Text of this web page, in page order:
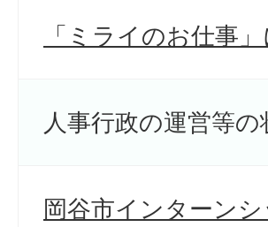
「ミライのお仕事
人事行政の運営等
岡谷市インターン